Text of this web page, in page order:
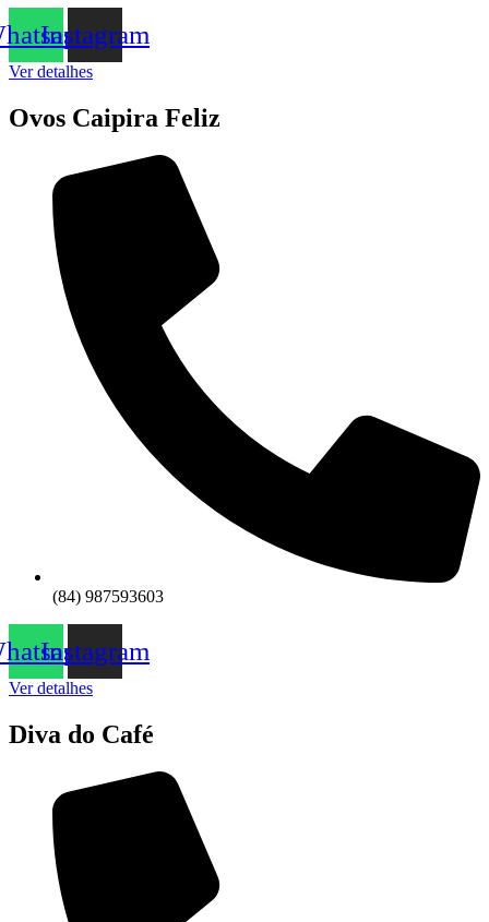
Instagram
Ver detalhes
Ovos Caipira Feliz
(84) 987593603
Instagram
Ver detalhes
Diva do Café